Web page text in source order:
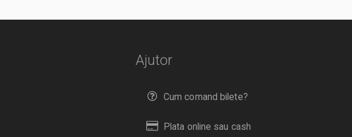
Ajutor
Cum comand bilete?
Plata online sau cash